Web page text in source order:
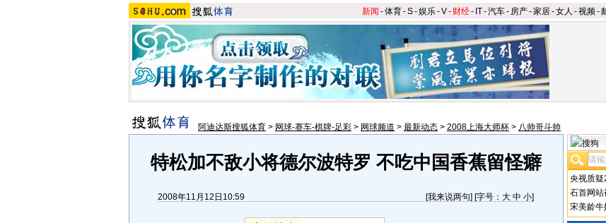
新闻 -体育-S-娱乐-V- 财经- IT-汽车- 房产-家居-女人 -视频-
阿迪达斯搜狐体育 > 网球-赛车-棋牌-足彩 > 网球频道 > 最新动态 > 2008上海大师杯 > 八帅哥斗帅
特松加不敌小将德尔波特罗 不吃中国香蕉留怪癖
2008年11月12日10:59 [我来说两句] [字号： 大 中 小]
央视质疑
石首网站
宋美龄牛